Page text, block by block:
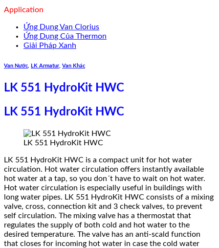
Application
Ứng Dụng Van Clorius
Ứng Dụng Của Thermon
Giải Pháp Xanh
Van Nước LK Armatur Van Khác
LK 551 HydroKit HWC
LK 551 HydroKit HWC
LK 551 HydroKit HWC
LK 551 HydroKit HWC is a compact unit for hot water
circulation. Hot water circulation offers instantly available
hot water at a tap, so you don´t have to wait on hot water.
Hot water circulation is especially useful in buildings with
long water pipes. LK 551 HydroKit HWC consists of a mixing
valve, cross, connection kit and 3 check valves, to prevent
self circulation. The mixing valve has a thermostat that
regulates the supply of both cold and hot water to the
desired temperature. The valve has an anti-scald function
that closes for incoming hot water in case the cold water